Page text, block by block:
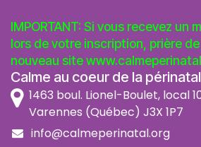
IMPORTANT: Si vous recevez un
lors de votre inscription, prière
nouveau site
Calme au coeur de la
1463 boul. Lionel-Boulet, local
Varennes (Québec) J3X 1P7
info@calmeperinatal.org